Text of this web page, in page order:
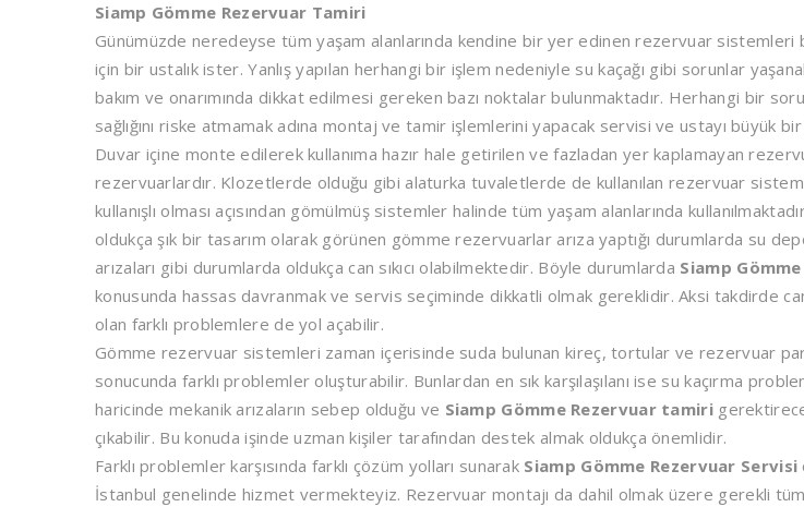
Siamp Gömme Rezervuar Tamiri
Günümüzde neredeyse tüm yaşam alanlarında kendine bir yer edinen rezervuar sistemleri
için bir ustalık ister. Yanlış yapılan herhangi bir işlem nedeniyle su kaçağı gibi sorunlar
bakım ve onarımında dikkat edilmesi gereken bazı noktalar bulunmaktadır. Herhangi bir
sağlığını riske atmamak adına montaj ve tamir işlemlerini yapacak servisi ve ustayı büyük
Duvar içine monte edilerek kullanıma hazır hale getirilen ve fazladan yer kaplamayan
rezervuarlardır. Klozetlerde olduğu gibi alaturka tuvaletlerde de kullanılan rezervuar
kullanışlı olması açısından gömülmüş sistemler halinde tüm yaşam alanlarında
oldukça şık bir tasarım olarak görünen gömme rezervuarlar arıza yaptığı durumlarda su
arızaları gibi durumlarda oldukça can sıkıcı olabilmektedir. Böyle durumlarda Siamp
konusunda hassas davranmak ve servis seçiminde dikkatli olmak gereklidir. Aksi takdirde
olan farklı problemlere de yol açabilir.
Gömme rezervuar sistemleri zaman içerisinde suda bulunan kireç, tortular ve rezervuar
sonucunda farklı problemler oluşturabilir. Bunlardan en sık karşılaşılanı ise su kaçırma
haricinde mekanik arızaların sebep olduğu ve Siamp Gömme Rezervuar tamiri
çıkabilir. Bu konuda işinde uzman kişiler tarafından destek almak oldukça önemlidir.
Farklı problemler karşısında farklı çözüm yolları sunarak Siamp Gömme Rezervuar Servisi
İstanbul genelinde hizmet vermekteyiz. Rezervuar montajı da dahil olmak üzere gerekli tüm